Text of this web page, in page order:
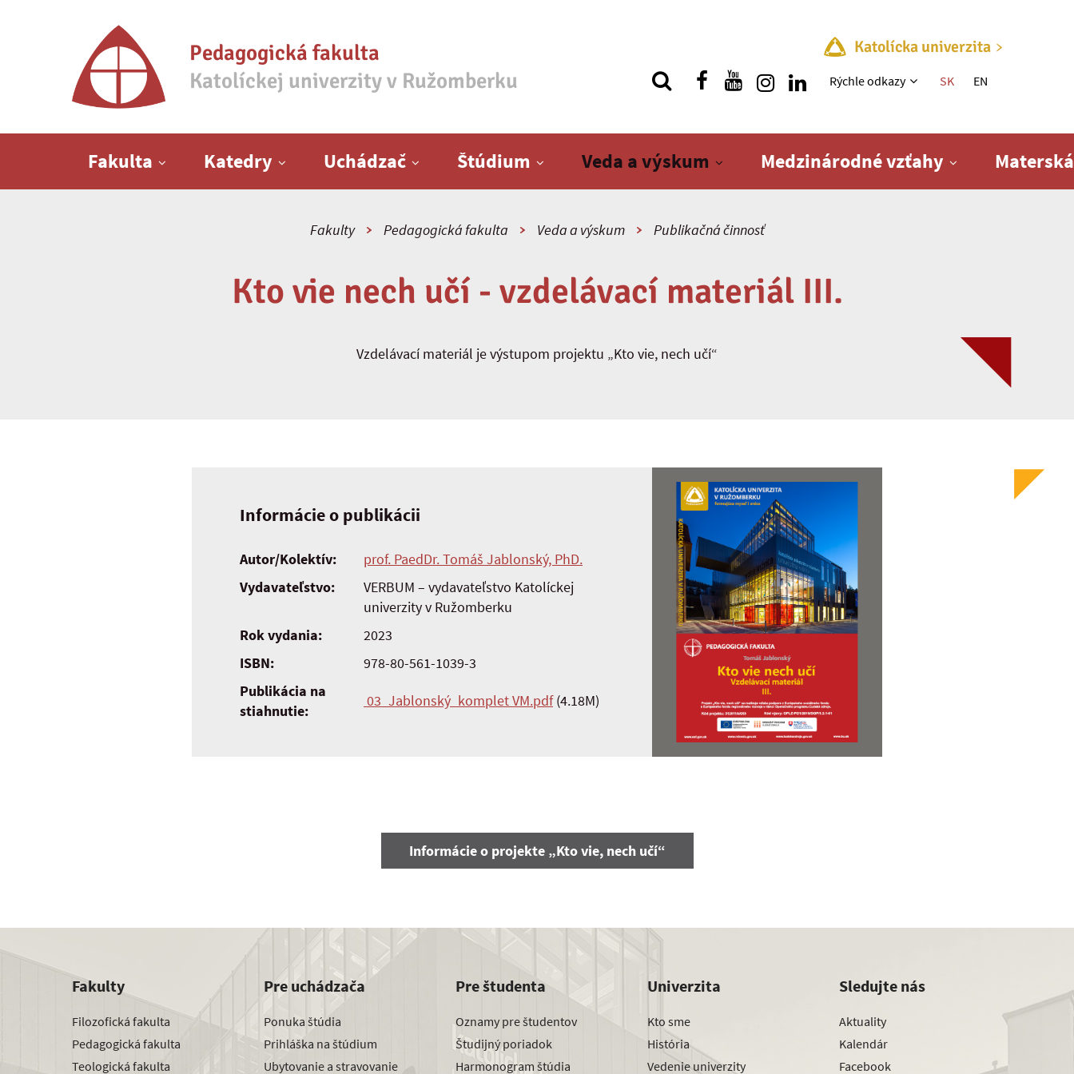
Pedagogická fakulta
Katolíckej univerzity v Ružomberku
Katolícka univerzita
Rýchle menu
Rýchle odkazy SK EN
Fakulta Katedry Uchádzač Štúdium Veda a výskum Medzinárodné vzťahy
Fakulty Pedagogická fakulta Veda a výskum Publikačná činnosť
Kto vie nech učí - vzdelávací materiál III.
Vzdelávací materiál je výstupom projektu „Kto vie, nech učí“
Informácie o publikácii
Autor/Kolektív:
prof. PaedDr. Tomáš Jablonský, PhD.
Vydavateľstvo:
VERBUM – vydavateľstvo Katolíckej
univerzity v Ružomberku
Rok vydania:
2023
ISBN:
978-80-561-1039-3
Publikácia na
stiahnutie:
03_Jablonský_komplet VM.pdf(4.18M)
Informácie o projekte „Kto vie, nech učí“
Fakulty
Filozofická fakulta
Pedagogická fakulta
Teologická fakulta
Pre uchádzača
Ponuka štúdia
Prihláška na štúdium
Ubytovanie a stravovanie
Pre študenta
Oznamy pre študentov
Študijný poriadok
Harmonogram štúdia
Univerzita
Kto sme
História
Vedenie univerzity
Sledujte nás
Aktuality
Kalendár
Facebook